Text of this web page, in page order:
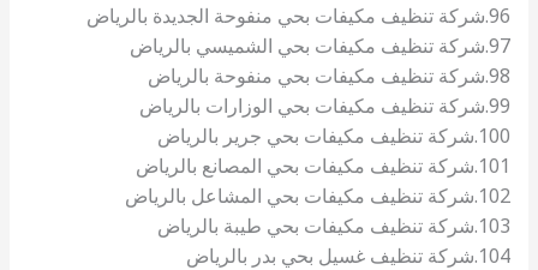
96.شركة تنظيف مكيفات بحي منفوحة الجديدة بالرياض
97.شركة تنظيف مكيفات بحي الشميسي بالرياض
98.شركة تنظيف مكيفات بحي منفوحة بالرياض
99.شركة تنظيف مكيفات بحي الوزارات بالرياض
100.شركة تنظيف مكيفات بحي جرير بالرياض
101.شركة تنظيف مكيفات بحي المصانع بالرياض
102.شركة تنظيف مكيفات بحي المشاعل بالرياض
103.شركة تنظيف مكيفات بحي طيبة بالرياض
104.شركة تنظيف غسيل بحي بدر بالرياض